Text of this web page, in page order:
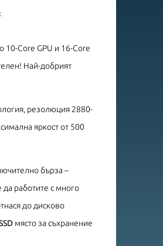
10-Core GPU и 16-Core
Най-добрият
резолюция 2880-
яркост от 500
бърза –
работите с много
до дисково
място за съхранение